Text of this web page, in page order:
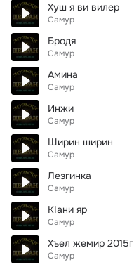
Хуш я ви вилер
Самур
Бродя
Самур
Амина
Самур
Инжи
Самур
Ширин ширин
Самур
Лезгинка
Самур
КIани яр
Самур
Хъел жемир 2015г
Самур